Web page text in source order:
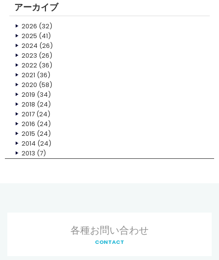
アーカイブ
2026 (32)
2025 (41)
2024 (26)
2023 (26)
2022(36)
2021 (36)
2020 (58)
2019 (34)
2018 (24)
2017(24)
2016 (24)
2015 (24)
2014 (24)
2013 (7)
各種お問い合わせ
CONTACT